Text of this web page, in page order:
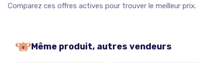
Comparez ces offres actives pour trouver le meilleur prix.
Même produit, autres vendeurs